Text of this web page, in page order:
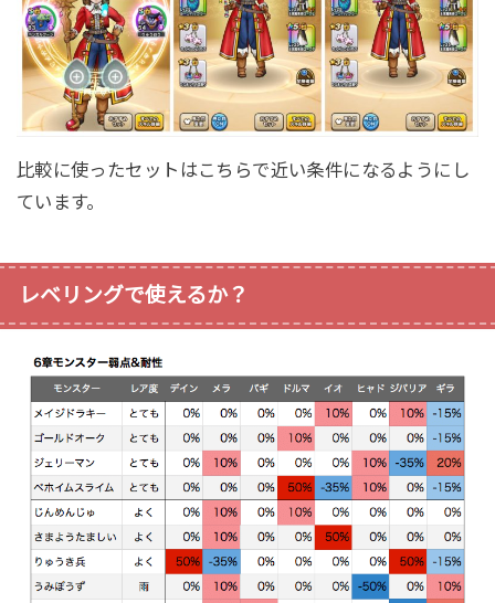
比較に使ったセットはこちらで近い条件になるようにし
ています。
レベリングで使えるか？